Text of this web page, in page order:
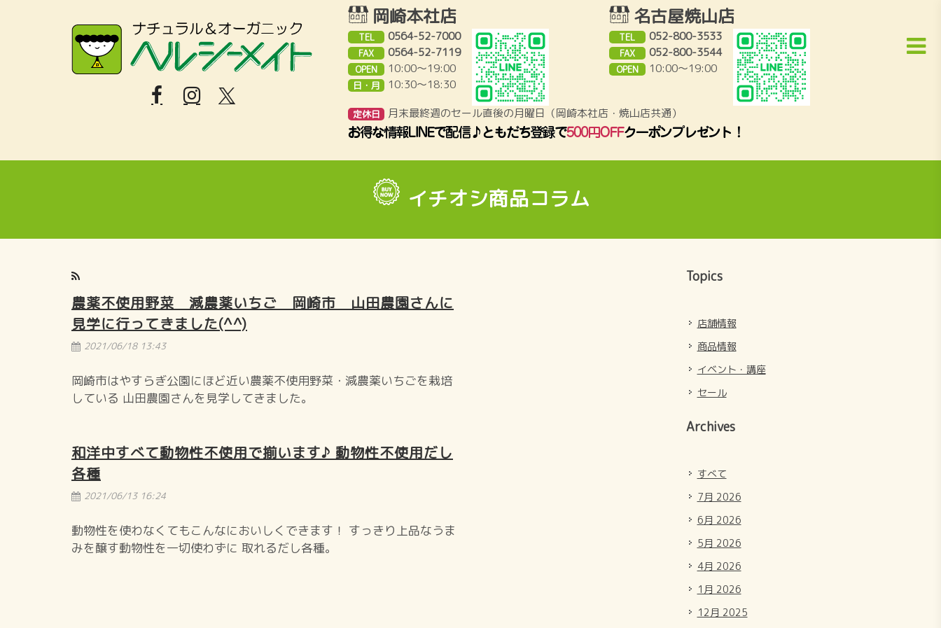
岡崎本社店
TEL 0564-52-7000
FAX 0564-52-7119
OPEN 10:00～19:00
日・月 10:30〜18:30
名古屋焼山店
TEL 052-800-3533
FAX 052-800-3544
OPEN 10:00～19:00
定休日 月末最終週のセール直後の月曜日（岡崎本社店・焼山店共通）
イチオシ商品コラム
農薬不使用野菜 減農薬いちご 岡崎市 山田農園さんに
見学に行ってきました(^^)
2021/06/18 13:43
岡崎市はやすらぎ公園にほど近い農薬不使用野菜・減農薬いちごを栽培
している 山田農園さんを見学してきました。
和洋中すべて動物性不使用で揃います♪ 動物性不使用だし
各種
2021/06/13 16:24
動物性を使わなくてもこんなにおいしくできます！ すっきり上品なうま
みを醸す動物性を一切使わずに 取れるだし各種。
Topics
店舗情報
商品情報
イベント・講座
セール
Archives
すべて
7月 2026
6月 2026
5月 2026
4月 2026
1月 2026
12月 2025